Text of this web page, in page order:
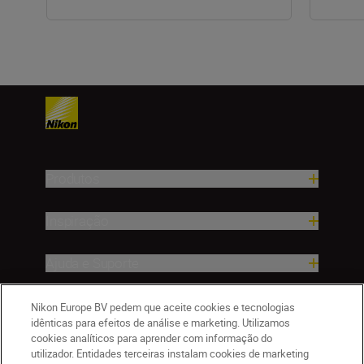
Empresa
Nikon Europe BV pedem que aceite cookies e tecnologias
idênticas para efeitos de análise e marketing. Utilizamos
cookies analíticos para aprender com informação do
utilizador. Entidades terceiras instalam cookies de marketing